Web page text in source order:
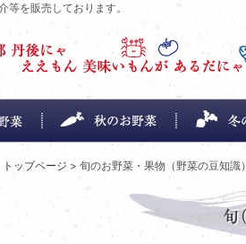
等を販売しております。
トップページ > 旬のお野菜・果物（野菜の豆知識）